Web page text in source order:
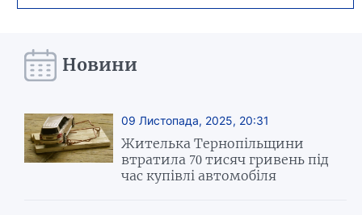
Новини
09 Листопада, 2025, 20:31
Жителька Тернопільщини
втратила 70 тисяч гривень під
час купівлі автомобіля